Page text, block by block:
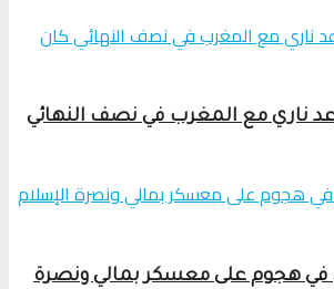
ناري مع المغرب في نصف النهائي
في هجوم على معسكر بمالي ونصرة